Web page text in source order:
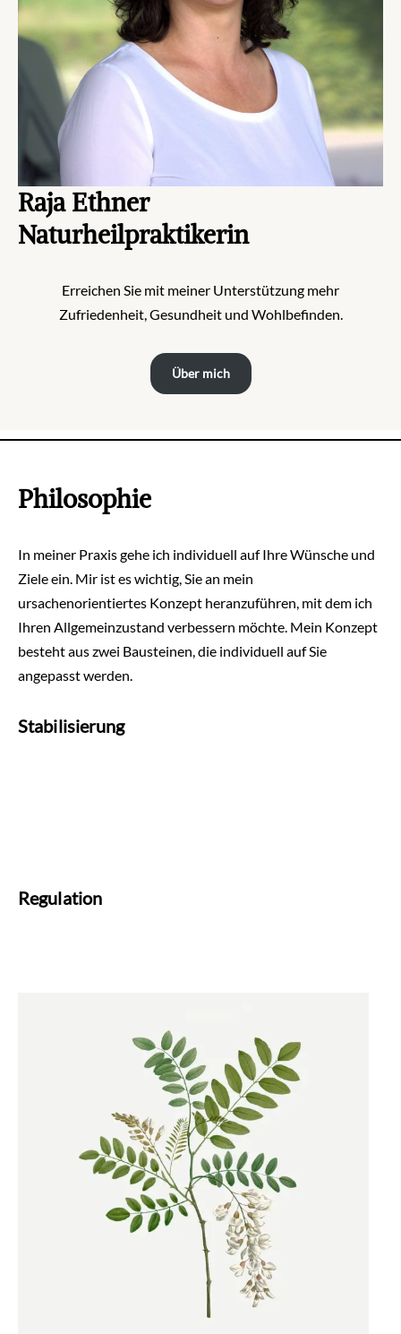
Raja Ethner
Naturheilpraktikerin
Erreichen Sie mit meiner Unterstützung mehr
Zufriedenheit, Gesundheit und Wohlbefinden.
Über mich
Philosophie
In meiner Praxis gehe ich individuell auf Ihre Wünsche und
Ziele ein. Mir ist es wichtig, Sie an mein
ursachenorientiertes Konzept heranzuführen, mit dem ich
Ihren Allgemeinzustand verbessern möchte. Mein Konzept
besteht aus zwei Bausteinen, die individuell auf Sie
angepasst werden.
Stabilisierung
Regulation